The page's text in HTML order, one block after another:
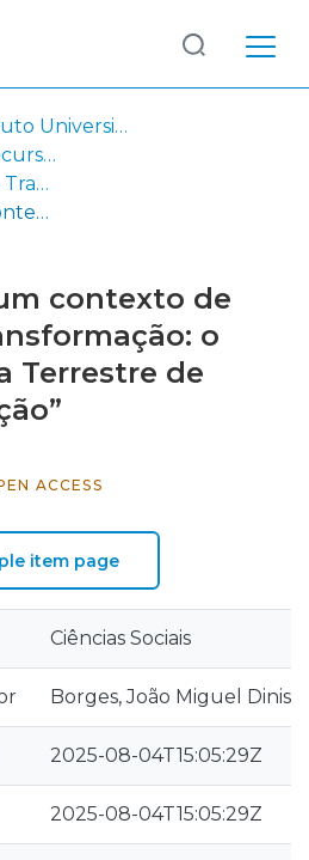
IUM - Instituto Universitário Militar
IUM - Centro de Recursos de Conhecimento
IUM - CRC - CEMC - Trabalhos de Investigação Individual
A liderança num contexto de inovação e transformação: o caso da “Força Terrestre de Próxima Geração”
contexto de
o
Terrestre de
ACCESS
item page
Ciências Sociais
Borges, João Miguel Dinis
2025-08-04T15:05:29Z
2025-08-04T15:05:29Z